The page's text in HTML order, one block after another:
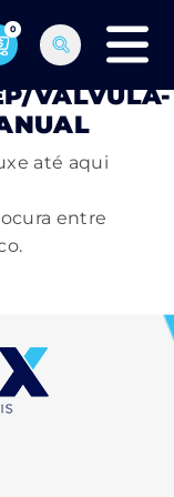
0
VALVULA-
até aqui
entre